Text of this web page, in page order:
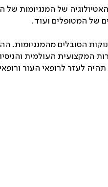
של המנגיומות של
של המטופלים ועוד.‏
הסובלים מהמנגיומות.
המקצועית העולמית
לעזר לרופאי העור